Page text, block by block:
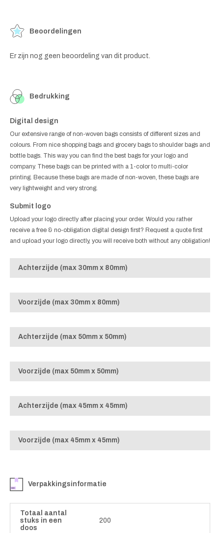
Beoordelingen
Er zijn nog geen beoordeling van dit product.
Bedrukking
Digital design
Our extensive range of non-woven bags consists of different sizes and
colours. From nice shopping bags and grocery bags to shoulder bags and
bottle bags. This way you can find the best bags for your logo and
company. These bags can be printed with a 1-color to multi-color
printing. Because these bags are made of non-woven, these bags are
very lightweight and very strong.
Submit logo
Upload your logo directly after placing your order. Would you rather
receive a free & no-obligation digital design first? Request a quote first
and upload your logo directly, you will receive both without any obligation!
Achterzijde (max 30mm x 80mm)
Voorzijde (max 30mm x 80mm)
Achterzijde (max 50mm x 50mm)
Voorzijde (max 50mm x 50mm)
Achterzijde (max 45mm x 45mm)
Voorzijde (max 45mm x 45mm)
Verpakkingsinformatie
Totaal aantal
stuks in een
doos
200